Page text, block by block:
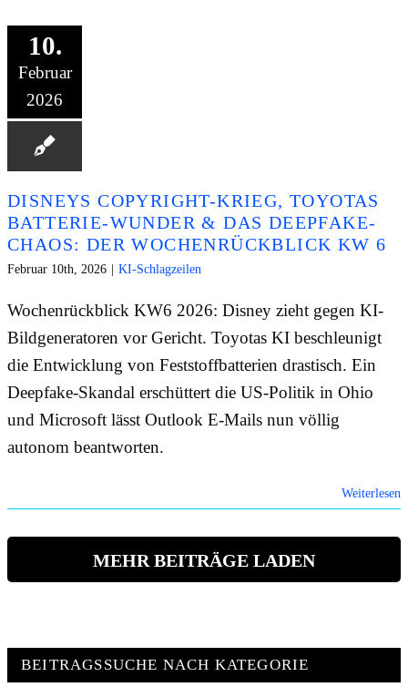
10.
Februar
2026
DISNEYS COPYRIGHT-KRIEG, TOYOTAS
BATTERIE-WUNDER & DAS DEEPFAKE-
CHAOS: DER WOCHENRÜCKBLICK KW 6
Februar 10th, 2026 | KI-Schlagzeilen
Wochenrückblick KW6 2026: Disney zieht gegen KI-
Bildgeneratoren vor Gericht. Toyotas KI beschleunigt
die Entwicklung von Feststoffbatterien drastisch. Ein
Deepfake-Skandal erschüttert die US-Politik in Ohio
und Microsoft lässt Outlook E-Mails nun völlig
autonom beantworten.
Weiterlesen
MEHR BEITRÄGE LADEN
BEITRAGSSUCHE NACH KATEGORIE